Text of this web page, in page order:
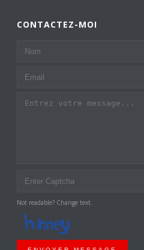
CONTACTEZ-MOI
Not readable? Change text.